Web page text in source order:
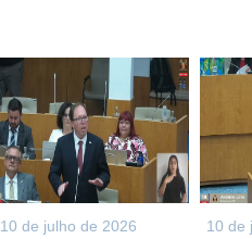
10 de julho de 2026
10 de